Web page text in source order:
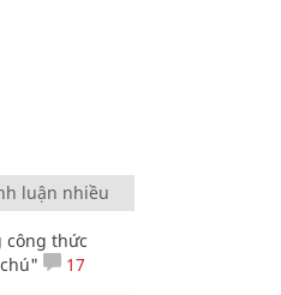
luận nhiều
công thức
17